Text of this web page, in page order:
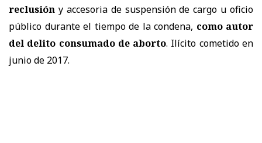
reclusión y accesoria de suspensión de cargo u oficio
público durante el tiempo de la condena, como autor
del delito consumado de aborto. Ilícito cometido en
junio de 2017.